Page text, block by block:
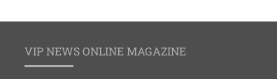
VIP NEWS ONLINE MAGAZINE